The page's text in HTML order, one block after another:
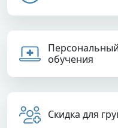
обучения
Скидка для